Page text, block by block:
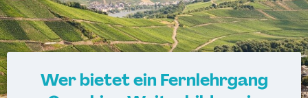
Wer bietet ein Fernlehrgang